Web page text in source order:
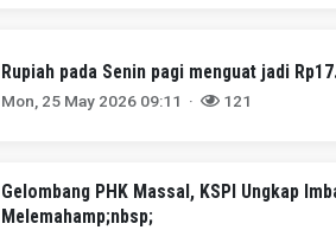
Rupiah pada Senin pagi menguat jadi
Mon, 25 May 2026 09:11 · 121
Gelombang PHK Massal, KSPI Ungkap
Melemahamp;nbsp;